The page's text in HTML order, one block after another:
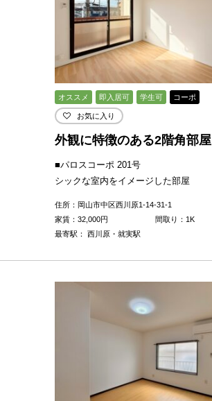
オススメ 即入居可 学生可 コーポ
お気に入り
外観に特徴のある2階角部屋
■パロスコーポ 201号
シックな室内をイメージした部屋
住所：岡山市中区西川原1-14-31-1
家賃： 32,000円
間取り：1K
最寄駅： 西川原・就実駅